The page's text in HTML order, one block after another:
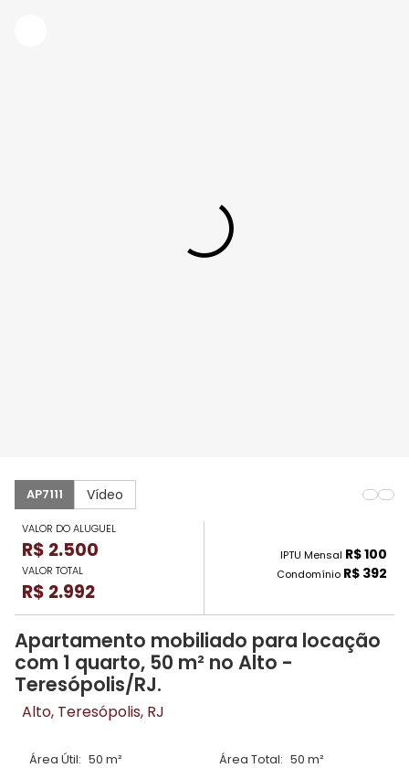
AP7111 Vídeo
VALOR DO ALUGUEL
R$ 2.500
VALOR TOTAL
R$ 2.992
IPTU Mensal R$ 100
Condomínio R$ 392
Apartamento mobiliado para locação
com 1 quarto, 50 m² no Alto -
Teresópolis/RJ.
Alto, Teresópolis, RJ
Área Útil: 50 m² Área Total: 50 m²